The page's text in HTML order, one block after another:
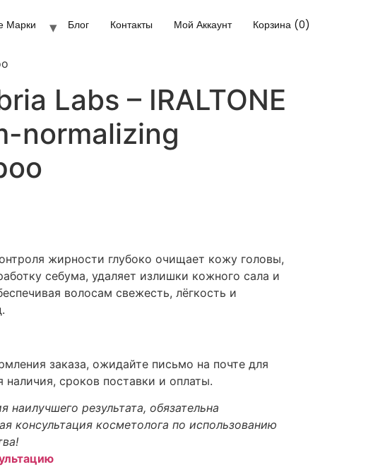
Марки Блог Контакты Мой Аккаунт Корзина (0)
Labs – IRALTONE
normalizing
жирности глубоко очищает кожу головы,
себума, удаляет излишки кожного сала и
волосам свежесть, лёгкость и
заказа, ожидайте письмо на почте для
наличия, сроков поставки и оплаты.
наилучшего результата, обязательна
консультация косметолога по использованию